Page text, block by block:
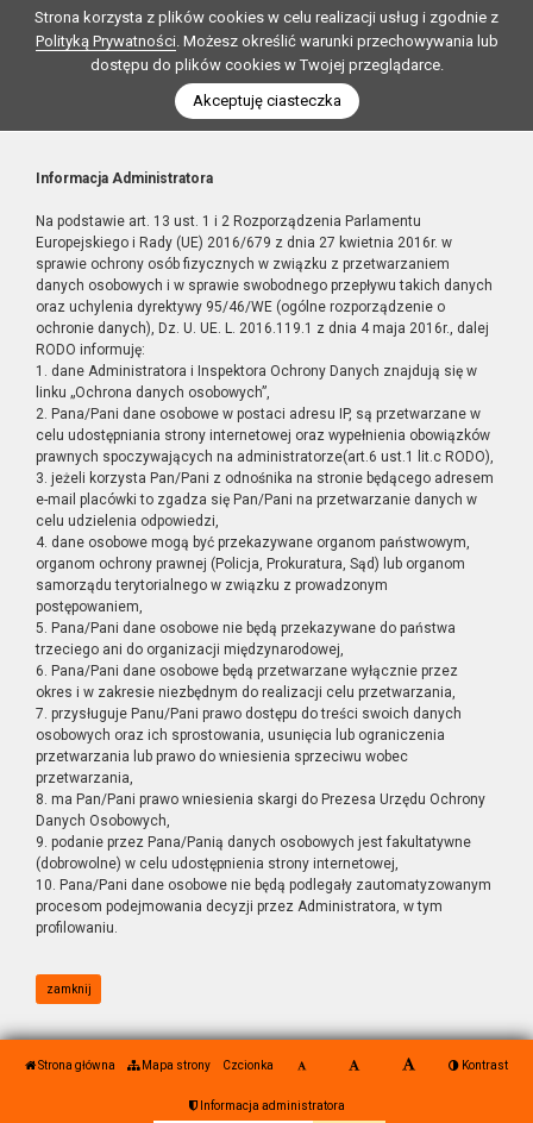
Strona korzysta z plików cookies w celu realizacji usług i zgodnie z
Polityką Prywatności. Możesz określić warunki przechowywania lub
dostępu do plików cookies w Twojej przeglądarce.
Akceptuję ciasteczka
Informacja Administratora
Na podstawie art. 13 ust. 1 i 2 Rozporządzenia Parlamentu
Europejskiego i Rady (UE) 2016/679 z dnia 27 kwietnia 2016r. w
sprawie ochrony osób fizycznych w związku z przetwarzaniem
danych osobowych i w sprawie swobodnego przepływu takich danych
oraz uchylenia dyrektywy 95/46/WE (ogólne rozporządzenie o
ochronie danych), Dz. U. UE. L. 2016.119.1 z dnia 4 maja 2016r., dalej
RODO informuję:
1. dane Administratora i Inspektora Ochrony Danych znajdują się w
linku „Ochrona danych osobowych”,
2. Pana/Pani dane osobowe w postaci adresu IP, są przetwarzane w
celu udostępniania strony internetowej oraz wypełnienia obowiązków
prawnych spoczywających na administratorze(art.6 ust.1 lit.c RODO),
3. jeżeli korzysta Pan/Pani z odnośnika na stronie będącego adresem
e-mail placówki to zgadza się Pan/Pani na przetwarzanie danych w
celu udzielenia odpowiedzi,
4. dane osobowe mogą być przekazywane organom państwowym,
organom ochrony prawnej (Policja, Prokuratura, Sąd) lub organom
samorządu terytorialnego w związku z prowadzonym
postępowaniem,
5. Pana/Pani dane osobowe nie będą przekazywane do państwa
trzeciego ani do organizacji międzynarodowej,
6. Pana/Pani dane osobowe będą przetwarzane wyłącznie przez
okres i w zakresie niezbędnym do realizacji celu przetwarzania,
7. przysługuje Panu/Pani prawo dostępu do treści swoich danych
osobowych oraz ich sprostowania, usunięcia lub ograniczenia
przetwarzania lub prawo do wniesienia sprzeciwu wobec
przetwarzania,
8. ma Pan/Pani prawo wniesienia skargi do Prezesa Urzędu Ochrony
Danych Osobowych,
9. podanie przez Pana/Panią danych osobowych jest fakultatywne
(dobrowolne) w celu udostępnienia strony internetowej,
10. Pana/Pani dane osobowe nie będą podlegały zautomatyzowanym
procesom podejmowania decyzji przez Administratora, w tym
profilowaniu.
zamknij
Strona główna Mapa strony Czcionka Kontrast
Informacja administratora